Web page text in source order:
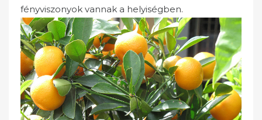
fényviszonyok vannak a helyiségben.